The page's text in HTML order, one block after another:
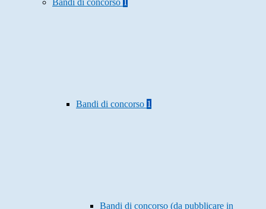
Bandi di concorso 1
Bandi di concorso 1
Bandi di concorso (da pubblicare in